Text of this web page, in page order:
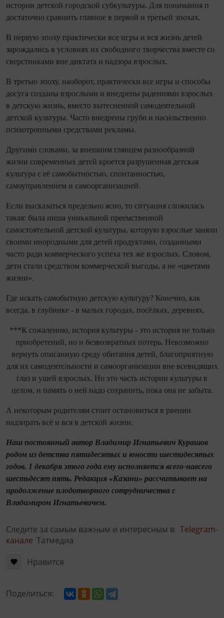
истории детской городской субкультуры. Для понимания п
достаточно сравнить главное в первой и третьей эпохах.
В первую эпоху практически все игры и вся жизнь детей
зарождались в условиях их свободного творчества вместе со
сверстниками вне диктата и надзора взрослых.
В третью эпоху, наоборот, практически все игры и способы
досуга созданы взрослыми и внедрены радениями взрослых
в детскую жизнь, вместо вытесненной самодеятельной
детской культуры. Часто внедрены грубо и насильственно
психотропными средствами рекламы.
Другими словами, за внешним глянцем разнообразной
жизни современных детей кроется разрушенная детская
культура с её самобытностью, спонтанностью,
самоуправлением и самоорганизацией.
Если высказаться предельно ясно, то ситуация сложилась
такая: была ниша уникальной преемственной
самостоятельной детской культуры, которую взрослые заняли
своими инородными для детей продуктами, созданными
часто ради коммерческого успеха тех же взрослых. Словом,
дети стали средством коммерческой выгоды, а не «цветами
жизни».
Где искать самобытную детскую культуру? Конечно, как
всегда, в глубинке - в малых городах, посёлках, деревнях.
***К сожалению, история культуры - это история не только
приобретений, но и безвозвратных потерь. Невозможно
вернуть описанную среду обитания детей, благоприятную
для их самодеятельности и самоорганизации вне всевидящих
глаз и ушей взрослых. Но это часть истории культуры в
целом, и память о ней надо сохранить, пока она не забыта.
А некоторым родителям стоит остановиться в рвении
надзирать всё и вся в детской жизни.
Наш постоянный автор Владимир Игнатьевич Курашов
родом из детства пятидесятых и юности шестидесятых
годов. 1 декабря этого года ему исполняется всего-навсего
шестьдесят пять. Редакция «Казани» рассчитывает на
продолжение плодотворного сотрудничества с
Владимиром Игнатьевичем.
Следите за самым важным и интересным в Telegram-
канале Татмедиа
Нравится
Поделиться: